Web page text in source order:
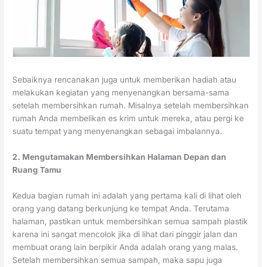
Sebaiknya rencanakan juga untuk memberikan hadiah atau
melakukan kegiatan yang menyenangkan bersama-sama
setelah membersihkan rumah. Misalnya setelah membersihkan
rumah Anda membelikan es krim untuk mereka, atau pergi ke
suatu tempat yang menyenangkan sebagai imbalannya.
2. Mengutamakan Membersihkan Halaman Depan dan
Ruang Tamu
Kedua bagian rumah ini adalah yang pertama kali di lihat oleh
orang yang datang berkunjung ke tempat Anda. Terutama
halaman, pastikan untuk membersihkan semua sampah plastik
karena ini sangat mencolok jika di lihat dari pinggir jalan dan
membuat orang lain berpikir Anda adalah orang yang malas.
Setelah membersihkan semua sampah, maka sapu juga